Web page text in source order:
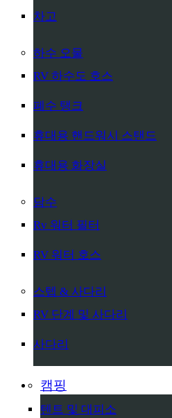
차고
하수 오물
RV 하수도 호스
폐수 탱크
휴대용 핸드워시 스탠드
휴대용 화장실
담수
Rv 워터 필터
RV 워터 호스
스텝 & 사다리
RV 단계 및 사다리
사다리
캠핑
텐트 및 대피소